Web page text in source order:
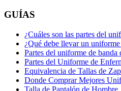
GUÍAS
¿Cuáles son las partes del
¿Qué debe llevar un
Partes del uniforme de banda
Partes del Uniforme de
Equivalencia de Tallas de
Donde Comprar Mejores
Talla de Pantalón de Hombre